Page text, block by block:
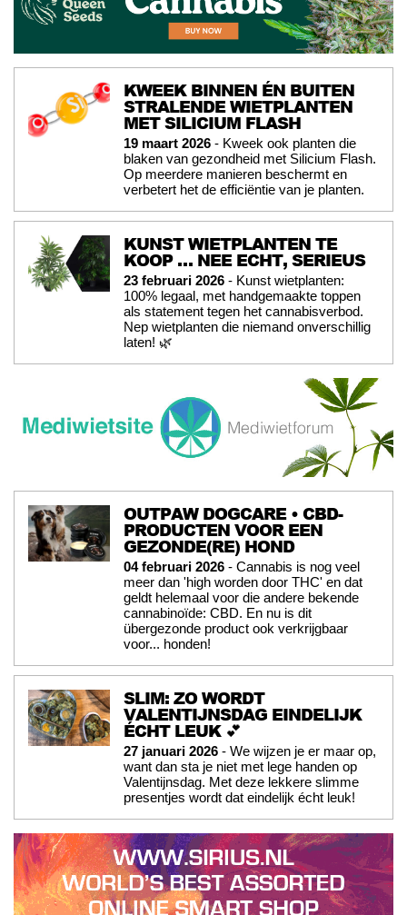
KWEEK BINNEN ÉN BUITEN
STRALENDE WIETPLANTEN
MET SILICIUM FLASH
19 maart 2026 - Kweek ook planten die
blaken van gezondheid met Silicium Flash.
Op meerdere manieren beschermt en
verbetert het de efficiëntie van je planten.
KUNST WIETPLANTEN TE
KOOP … NEE ECHT, SERIEUS
23 februari 2026 - Kunst wietplanten:
100% legaal, met handgemaakte toppen
als statement tegen het cannabisverbod.
Nep wietplanten die niemand onverschillig
laten! 🌿
OUTPAW DOGCARE • CBD-
PRODUCTEN VOOR EEN
GEZONDE(RE) HOND
04 februari 2026 - Cannabis is nog veel
meer dan 'high worden door THC' en dat
geldt helemaal voor die andere bekende
cannabinoïde: CBD. En nu is dit
übergezonde product ook verkrijgbaar
voor... honden!
SLIM: ZO WORDT
VALENTIJNSDAG EINDELIJK
ÉCHT LEUK 💕
27 januari 2026 - We wijzen je er maar op,
want dan sta je niet met lege handen op
Valentijnsdag. Met deze lekkere slimme
presentjes wordt dat eindelijk écht leuk!